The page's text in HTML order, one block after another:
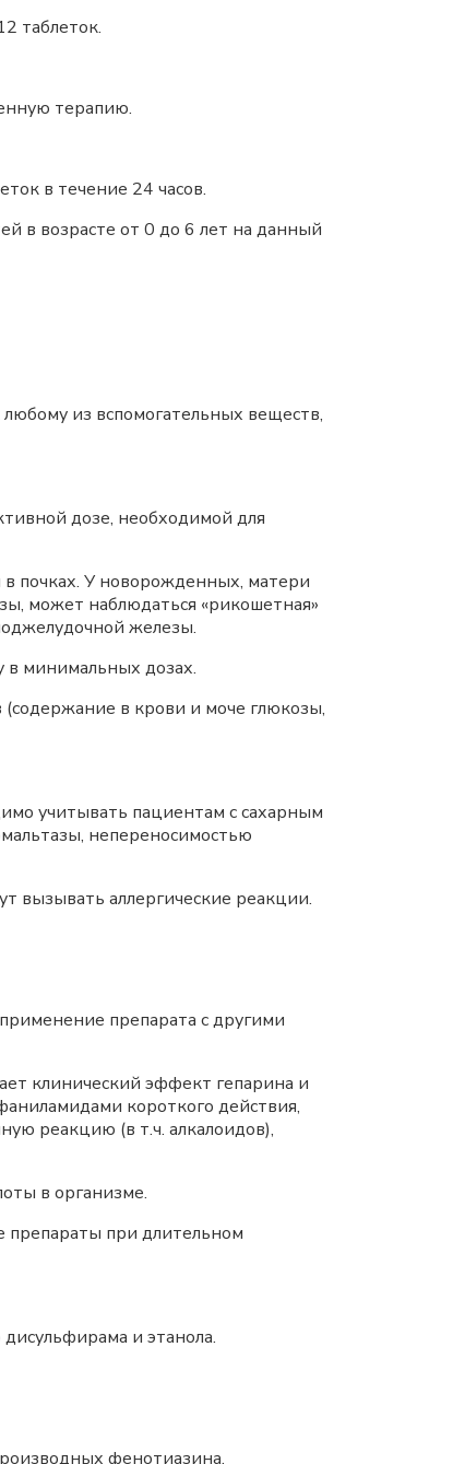
таблеток.
терапию.
в течение 24 часов.
в возрасте от 0 до 6 лет на данный
из вспомогательных веществ,
дозе, необходимой для
в почках. У новорожденных, матери
может наблюдаться «рикошетная»
железы.
в минимальных дозах.
(содержание в крови и моче глюкозы,
учитывать пациентам с сахарным
непереносимостью
вызывать аллергические реакции.
препарата с другими
клинический эффект гепарина и
короткого действия,
реакцию (в т.ч. алкалоидов),
в организме.
препараты при длительном
и этанола.
фенотиазина,